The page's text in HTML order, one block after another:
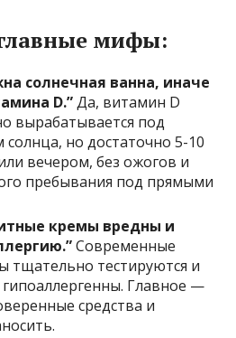
мифы:
солнечная ванна, иначе
D.”Да, витамин D
вырабатывается под
солнца, но достаточно 5-10
вечером, без ожогов и
пребывания под прямыми
кремы вредны и
Современные
тщательно тестируются и
Главное —
средства и